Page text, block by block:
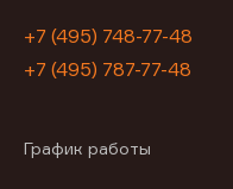
+7 (495) 748-77-48
+7 (495) 787-77-48
График работы